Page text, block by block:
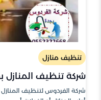
تنظيف منازل
شركة تنظيف المنازل بجدة
شركة الفردوس لتنظيف المنازل